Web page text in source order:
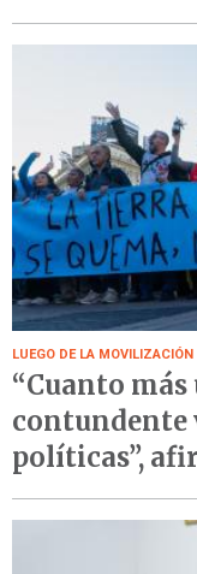
LUEGO DE LA MOVILIZACIÓN
“Cuanto
contundente
políticas”,